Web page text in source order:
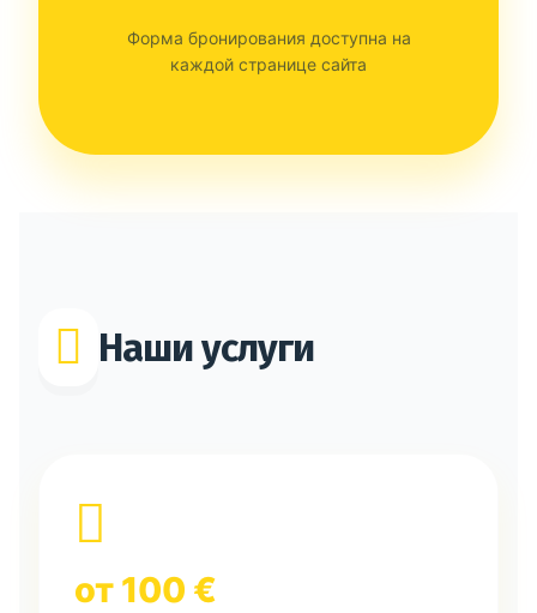
Форма бронирования доступна на
каждой странице сайта
Наши услуги
от 100 €